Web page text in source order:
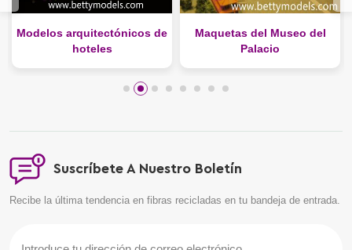
Modelos arquitectónicos de
hoteles
Maquetas del Museo del
Palacio
Suscríbete A Nuestro Boletín
Recibe la última tendencia en fibras recicladas en tu bandeja de entrada.